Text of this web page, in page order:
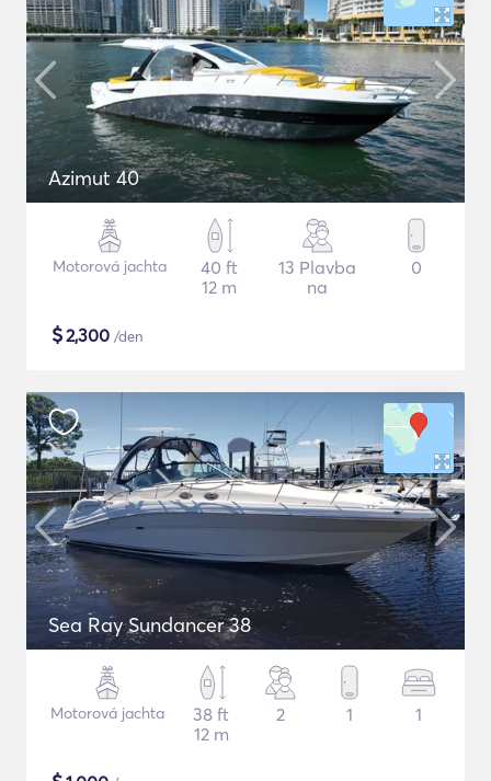
Azimut 40
Motorová jachta
40 ft
12 m
13 Plavba
na
0
$2,300 /den
Sea Ray Sundancer 38
Motorová jachta
38 ft
12 m
2 1 1